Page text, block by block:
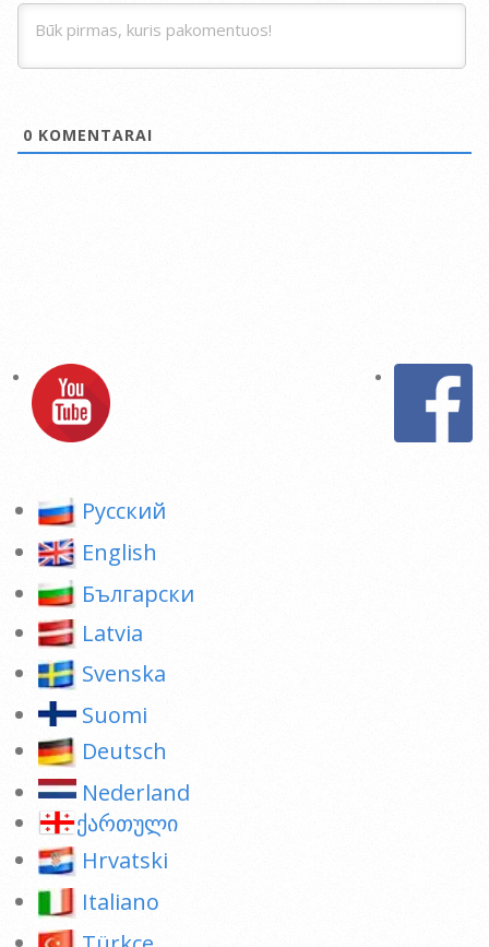
0 KOMENTARAI
Pусский
English
Български
Latvia
Svenska
Suomi
Deutsch
Nederland
ქართული
Hrvatski
Italiano